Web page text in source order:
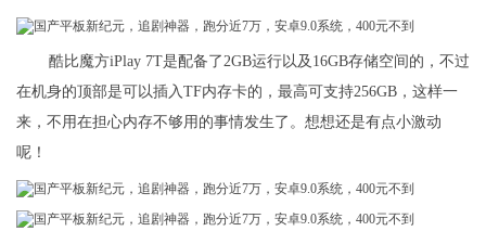
酷比魔方iPlay 7T是配备了2GB运行以及16GB存储空间的，不过
在机身的顶部是可以插入TF内存卡的，最高可支持256GB，这样一
来，不用在担心内存不够用的事情发生了。想想还是有点小激动
呢！